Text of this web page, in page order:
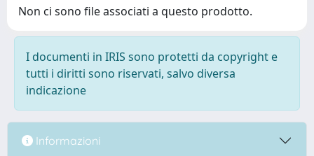
Non ci sono file associati a questo prodotto.
I documenti in IRIS sono protetti da copyright e
tutti i diritti sono riservati, salvo diversa
indicazione
Informazioni